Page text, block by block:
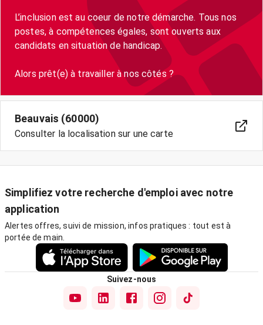
L’inclusion est au coeur de notre démarche. Tous nos
postes, à compétences égales, sont ouverts aux
candidats en situation de handicap.
Alors prêt(e) à travailler à nos côtés ?
Beauvais (60000)
Consulter la localisation sur une carte
Simplifiez votre recherche d'emploi avec notre
application
Alertes offres, suivi de mission, infos pratiques : tout est à
portée de main.
Suivez-nous